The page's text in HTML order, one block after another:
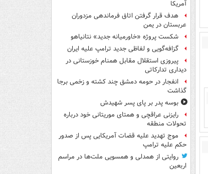
آمریکا
هدف قرار گرفتن اتاق‌ فرماندهی مزدوران
عربستان در یمن
شکست پروژه «خاورمیانه جدید» نتانیاهو
گزافه‌گویی و لفاظی جدید ترامپ علیه ایران
پیروزی استقلال مقابل همنام خوزستانی در
دیداری تدارکاتی
انفجار در حومه دمشق چند کشته و زخمی برجا
گذاشت
بوسه‌ پدر بر پای پسر شهیدش
رایزنی عراقچی و همتای موریتانی خود درباره
تحولات منطقه
موج تهدید علیه قضات آمریکایی پس از صدور
حکم علیه ترامپ
روایتی از همدلی و همسویی ملت‌ها در مراسم
اربعین